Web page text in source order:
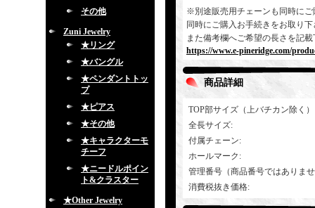
その他
Zuni Jewelry
★リング
★バングル
★ペンダントトッ
プ
★ピアス
★その他
★キャラクターモ
チーフ
★ニードルポイン
ト&クラスター
★Other Jewelry
※別途販売用チェーンも同時に
同時にご購入お手続きをお取り
また備考欄へご希望の長さを記
https://www.e-pineridge.com/
商品詳細
TOP部サイズ（上バチカン除く）
全長サイズ:
付属チェーン:
ホールマーク :
管理番号（商品番号ではありま
消費税抜き価格: